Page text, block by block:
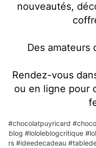
nouveautés,
Des amateurs
Rendez-vous
ou en ligne pour
#chocolatpuyricard
blog #lololeblogcritique
rs #ideedecadeau